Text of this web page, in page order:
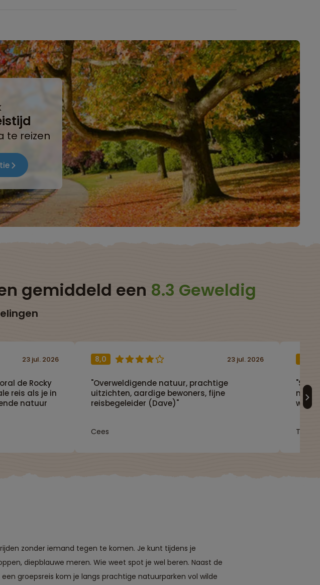
te reizen
gemiddeld een 8.3 Geweldig
de Rocky
reis als je in
natuur
23 jul. 2026 8,0
"Overweldigende natuur, prachtige
uitzichten, aardige bewoners, fijne
reisbegeleider (Dave)"
Cees
23 jul. 2026
wat
Tim
zonder iemand tegen te komen. Je kunt tijdens je
diepblauwe meren. Wie weet spot je wel beren. Naast de
groepsreis kom je langs prachtige natuurparken vol wilde